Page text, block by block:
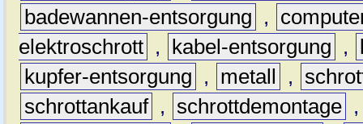
badewannen-entsorgung
,
elektroschrott , kabel-entsorgung ,
kupfer-entsorgung
, metall ,
schrottankauf , schrottdemontage